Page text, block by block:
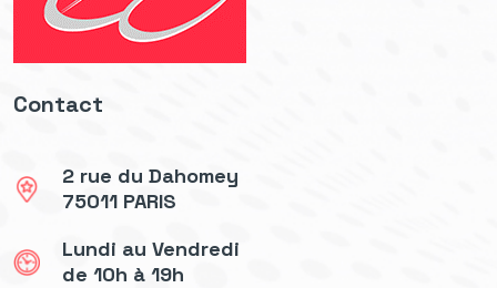
Contact
2 rue du Dahomey
75011 PARIS
Lundi au Vendredi
de 10h à 19h